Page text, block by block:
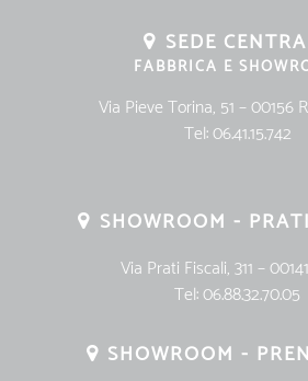
SEDE
FABBRICA E
Via Pieve Torina, 51 – 00156
Tel:06.41.15.742
SHOWROOM -
Via Prati Fiscali, 311 –
Tel:06.88.32.70.05
SHOWROOM -